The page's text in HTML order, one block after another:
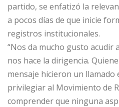
partido, se enfatizó la
a pocos días de que inicie
registros institucionales.
“Nos da mucho gusto acudir
nos hace la dirigencia.
mensaje hicieron un llamado
privilegiar al Movimiento de
comprender que ninguna